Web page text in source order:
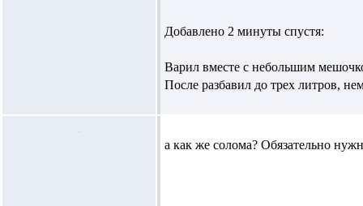
Добавлено 2 минуты спустя:
Варил вместе с небольшим
После разбавил до трех литров,
а как же солома? Обязательно